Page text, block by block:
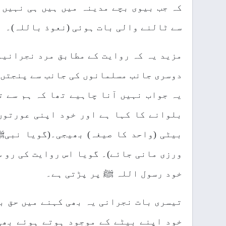
کہ جب بیوی بچے مدینہ میں ہیں ہی
سے ٹالنے والی بات ہوئی (نعوذ باللہ)۔
مزید یہ کہ روایت کے مطابق مرد
دوسری جانب مسلمانوں کی جانب سے
یہ جواب نہیں آنا چاہیے تھا کہ ہم
بلوانے کا کہا ہے اور خود اپنی
بیٹی (واحد کا صیغہ) بھیجی۔(گویا
ورزی مانی جائے)۔ گویا اس روایت کی
خود رسول اللہ ﷺ پر پڑتی ہے۔
تیسری بات نجرانی یہ بھی کہنے میں حق